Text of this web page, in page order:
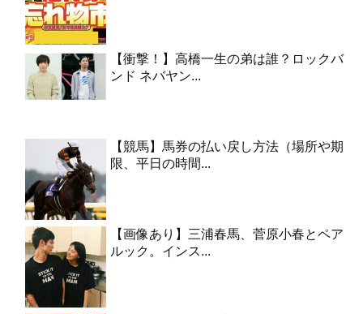
【衝撃！】高橋一生の弟は誰？ロックバ
ンド ネバヤン...
【競馬】馬券の払い戻し方法（場所や期
限、平日の時間...
【画像あり】三浦春馬、菅原小春とペア
ルック。インス...